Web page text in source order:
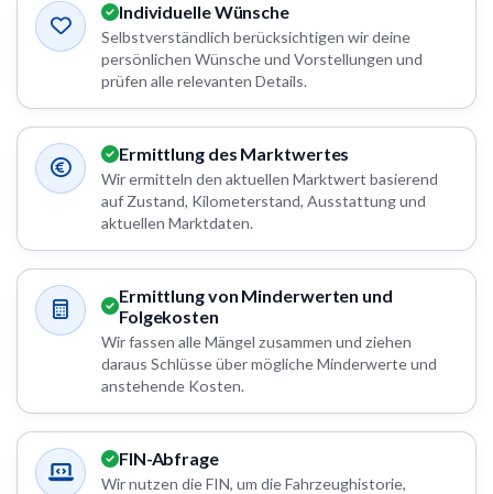
Individuelle Wünsche
Selbstverständlich berücksichtigen wir deine
persönlichen Wünsche und Vorstellungen und
prüfen alle relevanten Details.
Ermittlung des Marktwertes
Wir ermitteln den aktuellen Marktwert basierend
auf Zustand, Kilometerstand, Ausstattung und
aktuellen Marktdaten.
Ermittlung von Minderwerten und
Folgekosten
Wir fassen alle Mängel zusammen und ziehen
daraus Schlüsse über mögliche Minderwerte und
anstehende Kosten.
FIN-Abfrage
Wir nutzen die FIN, um die Fahrzeughistorie,